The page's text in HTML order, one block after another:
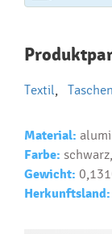
Ako
Ako si vybrať
Text...
Textil Taschen
Material:
Farbe:
Gewicht:
Herkunftsland: